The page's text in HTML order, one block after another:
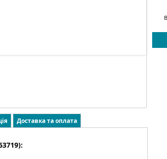
Доставка та оплата